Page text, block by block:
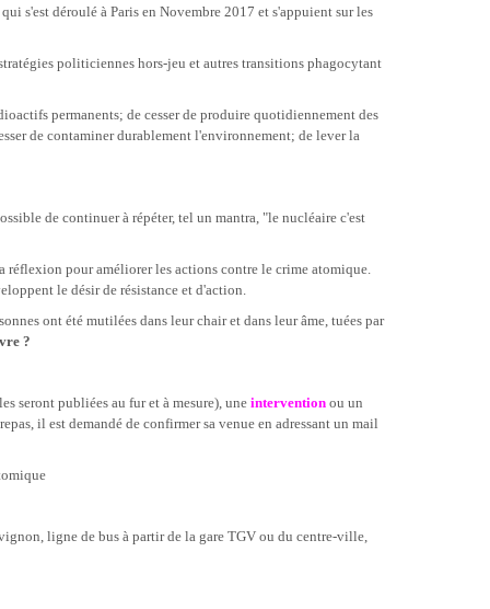
qui s'est déroulé à Paris en Novembre 2017 et s'appuient sur les
politiciennes hors-jeu et autres transitions phagocytant
permanents; de cesser de produire quotidiennement des
de contaminer durablement l'environnement; de lever la
de continuer à répéter, tel un mantra, "le nucléaire c'est
pour améliorer les actions contre le crime atomique.
le désir de résistance et d'action.
ont été mutilées dans leur chair et dans leur âme, tuées par
?
seront publiées au fur et à mesure), une intervention ou un
il est demandé de confirmer sa venue en adressant un mail
ligne de bus à partir de la gare TGV ou du centre-ville